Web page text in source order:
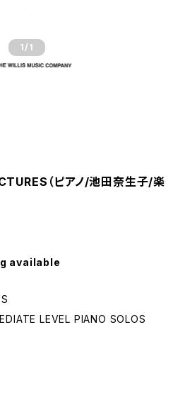
1 /1
（ピアノ/池田奈生子/楽
available
LEVEL PIANO SOLOS